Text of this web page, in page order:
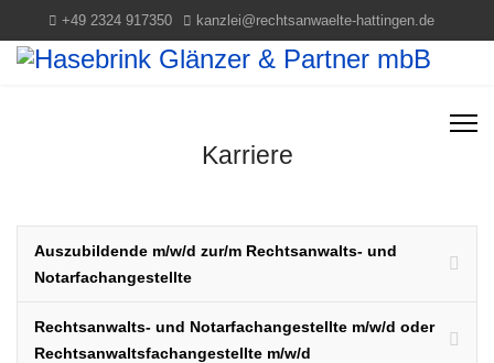
+49 2324 917350 kanzlei@rechtsanwaelte-hattingen.de
Karriere
Auszubildende m/w/d zur/m Rechtsanwalts- und
Notarfachangestellte
Rechtsanwalts- und Notarfachangestellte m/w/d oder
Rechtsanwaltsfachangestellte m/w/d